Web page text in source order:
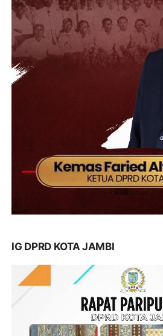
IG DPRD KOTA JAMBI